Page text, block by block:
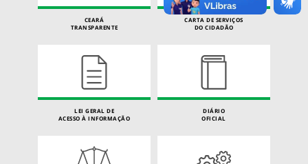
CEARÁ
TRANSPARENTE
CARTA DE SERVIÇOS
DO CIDADÃO
LEI GERAL DE
ACESSO À INFORMAÇÃO
DIÁRIO
OFICIAL